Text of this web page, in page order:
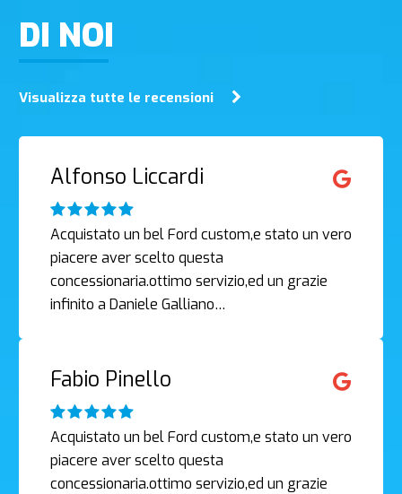
DI NOI
Visualizza tutte le recensioni
Alfonso Liccardi
Acquistato un bel Ford custom,e stato un vero
piacere aver scelto questa
concessionaria.ottimo servizio,ed un grazie
infinito a Daniele Galliano…
Fabio Pinello
Acquistato un bel Ford custom,e stato un vero
piacere aver scelto questa
concessionaria.ottimo servizio,ed un grazie